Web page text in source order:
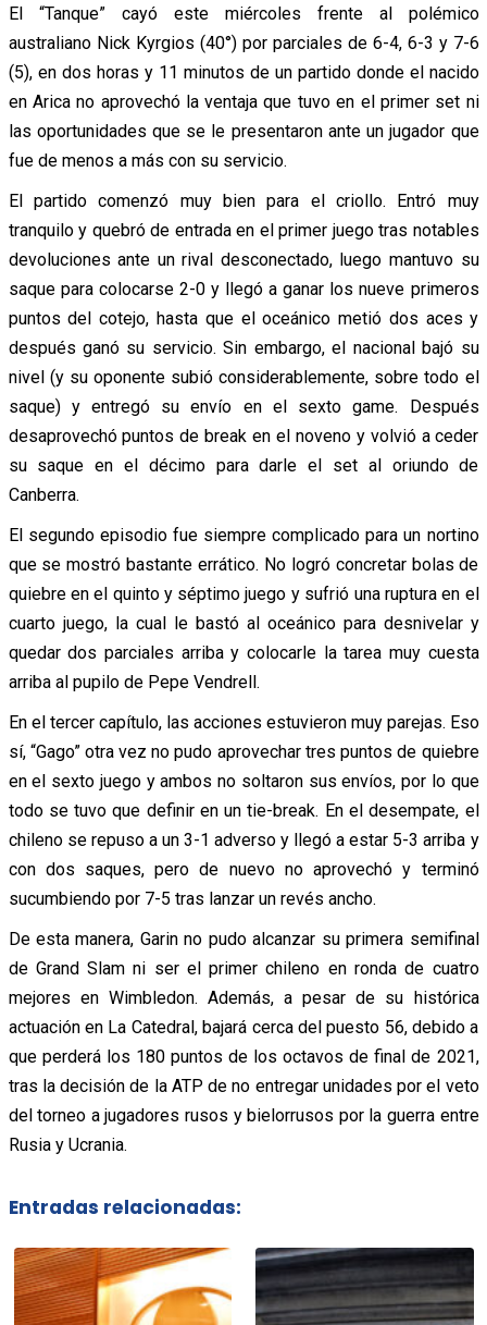
El “Tanque” cayó este miércoles frente al polémico
australiano Nick Kyrgios (40°) por parciales de 6-4, 6-3 y 7-6
(5), en dos horas y 11 minutos de un partido donde el nacido
en Arica no aprovechó la ventaja que tuvo en el primer set ni
las oportunidades que se le presentaron ante un jugador que
fue de menos a más con su servicio.
El partido comenzó muy bien para el criollo. Entró muy
tranquilo y quebró de entrada en el primer juego tras notables
devoluciones ante un rival desconectado, luego mantuvo su
saque para colocarse 2-0 y llegó a ganar los nueve primeros
puntos del cotejo, hasta que el oceánico metió dos aces y
después ganó su servicio. Sin embargo, el nacional bajó su
nivel (y su oponente subió considerablemente, sobre todo el
saque) y entregó su envío en el sexto game. Después
desaprovechó puntos de break en el noveno y volvió a ceder
su saque en el décimo para darle el set al oriundo de
Canberra.
El segundo episodio fue siempre complicado para un nortino
que se mostró bastante errático. No logró concretar bolas de
quiebre en el quinto y séptimo juego y sufrió una ruptura en el
cuarto juego, la cual le bastó al oceánico para desnivelar y
quedar dos parciales arriba y colocarle la tarea muy cuesta
arriba al pupilo de Pepe Vendrell.
En el tercer capítulo, las acciones estuvieron muy parejas. Eso
sí, “Gago” otra vez no pudo aprovechar tres puntos de quiebre
en el sexto juego y ambos no soltaron sus envíos, por lo que
todo se tuvo que definir en un tie-break. En el desempate, el
chileno se repuso a un 3-1 adverso y llegó a estar 5-3 arriba y
con dos saques, pero de nuevo no aprovechó y terminó
sucumbiendo por 7-5 tras lanzar un revés ancho.
De esta manera, Garin no pudo alcanzar su primera semifinal
de Grand Slam ni ser el primer chileno en ronda de cuatro
mejores en Wimbledon. Además, a pesar de su histórica
actuación en La Catedral, bajará cerca del puesto 56, debido a
que perderá los 180 puntos de los octavos de final de 2021,
tras la decisión de la ATP de no entregar unidades por el veto
del torneo a jugadores rusos y bielorrusos por la guerra entre
Rusia y Ucrania.
Entradas relacionadas: